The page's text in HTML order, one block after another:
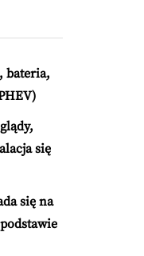
bateria,
się
się na